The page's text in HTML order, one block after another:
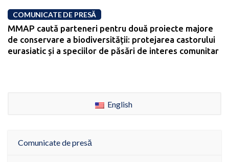
COMUNICATE DE PRESĂ
MMAP caută parteneri pentru două proiecte majore
de conservare a biodiversității: protejarea castorului
eurasiatic și a speciilor de păsări de interes comunitar
English
Comunicate de presă